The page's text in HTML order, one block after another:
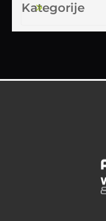
Kategorije